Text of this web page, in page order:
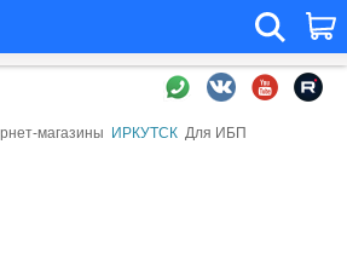
магазины ИРКУТСК Для ИБП